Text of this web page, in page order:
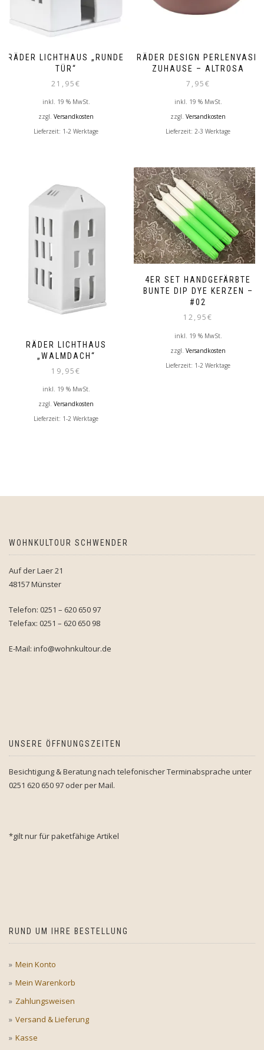
RÄDER LICHTHAUS „RUNDE
TÜR“
21,95€
inkl. 19 % MwSt.
zzgl. Versandkosten
Lieferzeit: 1-2 Werktage
RÄDER DESIGN PERLENVASE
ZUHAUSE – ALTROSA
7,95€
inkl. 19 % MwSt.
zzgl. Versandkosten
Lieferzeit: 2-3 Werktage
RÄDER LICHTHAUS
„WALMDACH“
19,95€
inkl. 19 % MwSt.
zzgl. Versandkosten
Lieferzeit: 1-2 Werktage
4ER SET HANDGEFÄRBTE
BUNTE DIP DYE KERZEN –
#02
12,95€
inkl. 19 % MwSt.
zzgl. Versandkosten
Lieferzeit: 1-2 Werktage
WOHNKULTOUR SCHWENDER
Auf der Laer 21
48157 Münster
Telefon: 0251 – 620 650 97
Telefax: 0251 – 620 650 98
E-Mail: info@wohnkultour.de
UNSERE ÖFFNUNGSZEITEN
Besichtigung & Beratung nach telefonischer Terminabsprache unter
0251 620 650 97 oder per Mail.
*gilt nur für paketfähige Artikel
RUND UM IHRE BESTELLUNG
Mein Konto
Mein Warenkorb
Zahlungsweisen
Versand & Lieferung
Kasse